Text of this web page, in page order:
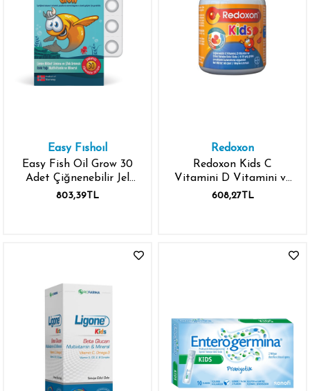
Easy Fıshoıl
Easy Fish Oil Grow 30
Adet Çiğnenebilir Jel
Form
803,39TL
Redoxon
Redoxon Kids C
Vitamini D Vitamini ve
Çinko İçeren
608,27TL